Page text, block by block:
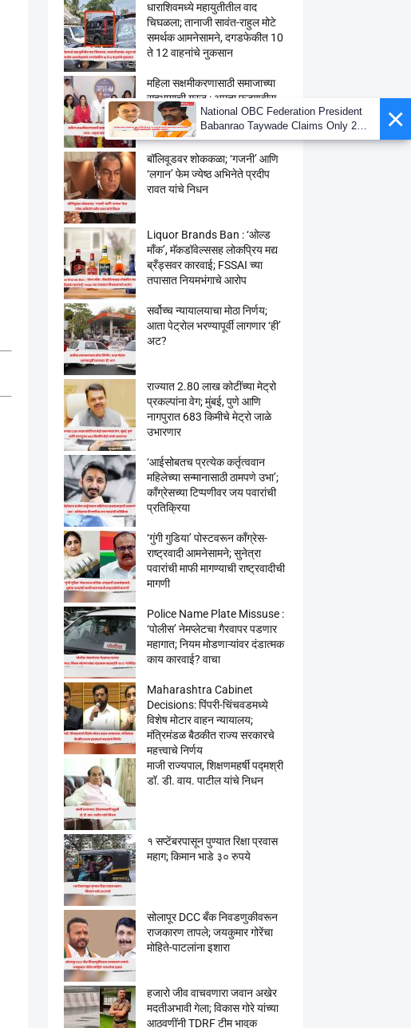
धाराशिवमध्ये महायुतीतील वाद
चिघळला; तानाजी सावंत-राहुल मोटे
समर्थक आमनेसामने, दगडफेकीत 10
ते 12 वाहनांचे नुकसान
महिला सक्षमीकरणासाठी समाजाच्या
सहभागाची गरज : अमृता फडणवीस
बॉलिवूडवर शोककळा; ‘गजनी’ आणि
‘लगान’ फेम ज्येष्ठ अभिनेते प्रदीप
रावत यांचे निधन
Liquor Brands Ban : ‘ओल्ड
मॉंक’, मॅकडॉवेल्ससह लोकप्रिय मद्य
ब्रँड्सवर कारवाई; FSSAI च्या
तपासात नियमभंगाचे आरोप
सर्वोच्च न्यायालयाचा मोठा निर्णय;
आता पेट्रोल भरण्यापूर्वी लागणार ‘ही’
अट?
राज्यात 2.80 लाख कोटींच्या मेट्रो
प्रकल्पांना वेग; मुंबई, पुणे आणि
नागपुरात 683 किमीचे मेट्रो जाळे
उभारणार
‘आईसोबतच प्रत्येक कर्तृत्ववान
महिलेच्या सन्मानासाठी ठामपणे उभा’;
काँग्रेसच्या टिप्पणीवर जय पवारांची
प्रतिक्रिया
‘गुंगी गुडिया’ पोस्टवरून काँग्रेस-
राष्ट्रवादी आमनेसामने; सुनेत्रा
पवारांची माफी मागण्याची राष्ट्रवादीची
मागणी
Police Name Plate Missuse :
‘पोलीस’ नेमप्लेटचा गैरवापर पडणार
महागात; नियम मोडणाऱ्यांवर दंडात्मक
काय कारवाई? वाचा
Maharashtra Cabinet
Decisions: पिंपरी-चिंचवडमध्ये
विशेष मोटार वाहन न्यायालय;
मंत्रिमंडळ बैठकीत राज्य सरकारचे
महत्त्वाचे निर्णय
माजी राज्यपाल, शिक्षणमहर्षी पद्मश्री
डॉ. डी. वाय. पाटील यांचे निधन
१ सप्टेंबरपासून पुण्यात रिक्षा प्रवास
महाग; किमान भाडे ३० रुपये
सोलापूर DCC बँक निवडणुकीवरून
राजकारण तापले; जयकुमार गोरेंचा
मोहिते-पाटलांना इशारा
हजारो जीव वाचवणारा जवान अखेर
मदतीअभावी गेला; विकास गोरे यांच्या
आठवणींनी TDRF टीम भावुक
×
National OBC Federation President
Babanrao Taywade Claims Only 27
Kunbi Certificates Issued in
Marathwada After September 2 GR;
Alarming News for Mano